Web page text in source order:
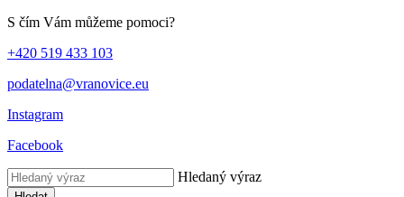
S čím Vám můžeme pomoci?
+420 519 433 103
podatelna@vranovice.eu
Instagram
Facebook
Hledaný výraz